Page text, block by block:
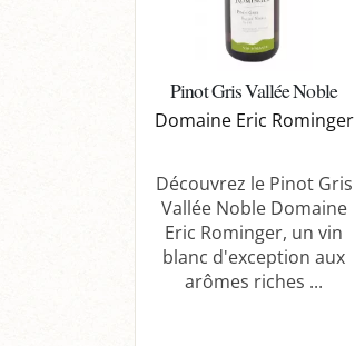
Pinot Gris Vallée Noble
Domaine Eric Rominger
Découvrez le Pinot Gris
Vallée Noble Domaine
Eric Rominger, un vin
blanc d'exception aux
arômes riches ...